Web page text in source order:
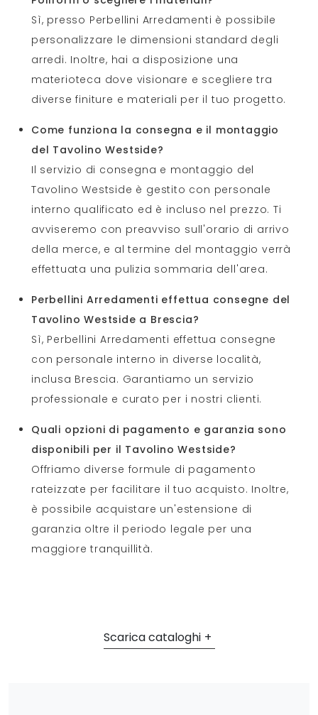
Sì, presso Perbellini Arredamenti è possibile
personalizzare le dimensioni standard degli
arredi. Inoltre, hai a disposizione una
materioteca dove visionare e scegliere tra
diverse finiture e materiali per il tuo progetto.
Come funziona la consegna e il montaggio
del Tavolino Westside?
Il servizio di consegna e montaggio del
Tavolino Westside è gestito con personale
interno qualificato ed è incluso nel prezzo. Ti
avviseremo con preavviso sull'orario di arrivo
della merce, e al termine del montaggio verrà
effettuata una pulizia sommaria dell'area.
Perbellini Arredamenti effettua consegne del
Tavolino Westside a Brescia?
Sì, Perbellini Arredamenti effettua consegne
con personale interno in diverse località,
inclusa Brescia. Garantiamo un servizio
professionale e curato per i nostri clienti.
Quali opzioni di pagamento e garanzia sono
disponibili per il Tavolino Westside?
Offriamo diverse formule di pagamento
rateizzate per facilitare il tuo acquisto. Inoltre,
è possibile acquistare un'estensione di
garanzia oltre il periodo legale per una
maggiore tranquillità.
Scarica cataloghi